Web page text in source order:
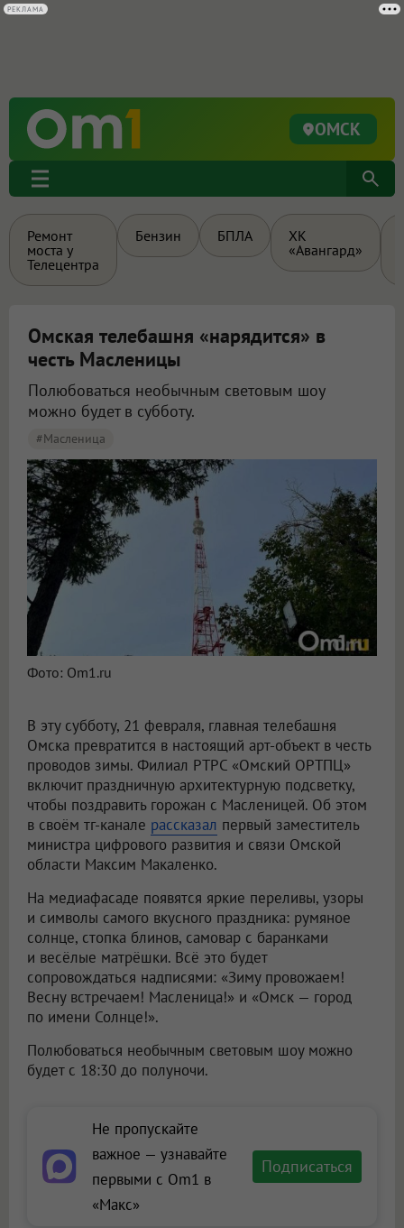
ОМСК
Ремонт
моста у
Телецентра
Бензин БПЛА
ХК
«Авангард»
Омская телебашня «нарядится» в
честь Масленицы
Полюбоваться необычным световым шоу
можно будет в субботу.
#масленица
Фото: Om1.ru
В эту субботу, 21 февраля, главная телебашня
Омска превратится в настоящий арт-объект в честь
проводов зимы. Филиал РТРС «Омский ОРТПЦ»
включит праздничную архитектурную подсветку,
чтобы поздравить горожан с Масленицей. Об этом
в своём тг-канале рассказал первый заместитель
министра цифрового развития и связи Омской
области Максим Макаленко.
На медиафасаде появятся яркие переливы, узоры
и символы самого вкусного праздника: румяное
солнце, стопка блинов, самовар с баранками
и весёлые матрёшки. Всё это будет
сопровождаться надписями: «Зиму провожаем!
Весну встречаем! Масленица!» и «Омск — город
по имени Солнце!».
Полюбоваться необычным световым шоу можно
будет с 18:30 до полуночи.
Не пропускайте
важное — узнавайте
первыми с Om1 в
«Макс»
Подписаться